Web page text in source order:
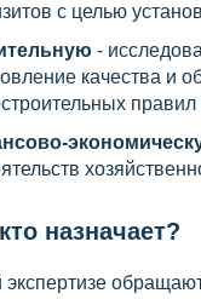
с целью
-
качества и
назначает?
экспертизе